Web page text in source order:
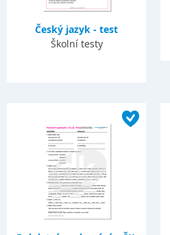
Český jazyk - test
Školní testy